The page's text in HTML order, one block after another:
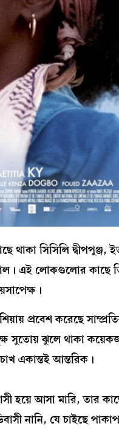
থাকা সিসিলি
লোকগুলোর কাছে
প্রবেশ করেছে
ঝুলে থাকা
একান্তই আন্তরিক।
হয়ে আসা মারি, তার
নানি, যে চাইছে